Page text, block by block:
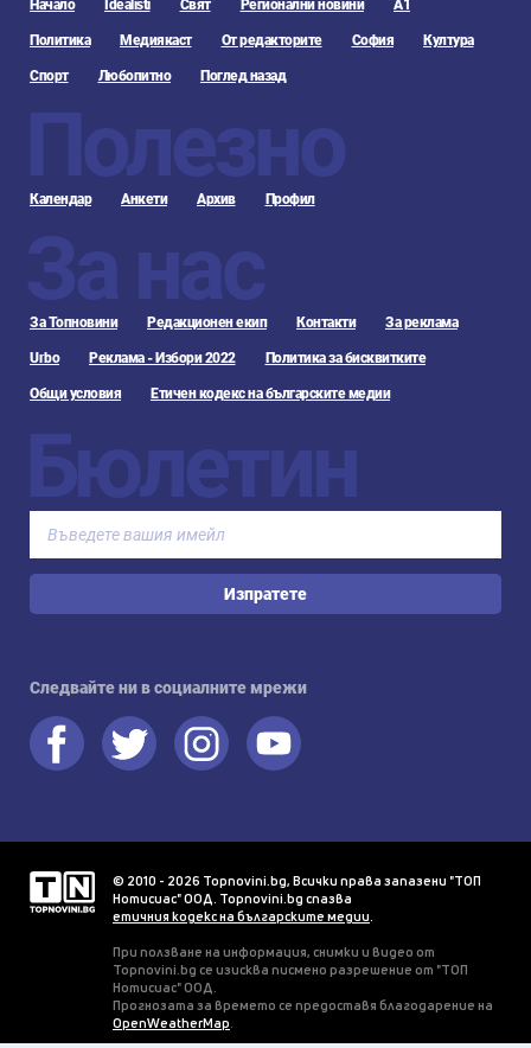
Начало Idealisti Свят Регионални новини А1
Политика Медиякаст От редакторите София Култура
Спорт Любопитно Поглед назад
Полезно
Календар Анкети Архив Профил
За нас
За Топновини Редакционен екип Контакти За реклама
Urbo Реклама - Избори 2022 Политика за бисквитките
Общи условия Етичен кодекс на българските медии
Бюлетин
Изпратете
Следвайте ни в социалните мрежи
© 2010 - 2026 Topnovini.bg, Всички права запазени "ТОП
Нотисиас" ООД. Topnovini.bg спазва
етичния кодекс на българските медии.
При ползване на информация, снимки и видео от
Topnovini.bg се изисква писмено разрешение от "ТОП
Нотисиас" ООД.
Прогнозата за времето се предоставя благодарение на
OpenWeatherMap.